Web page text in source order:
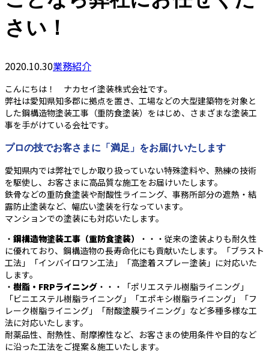
さい！
2020.10.30業務紹介
こんにちは！ ナカセイ塗装株式会社です。
弊社は愛知県知多郡に拠点を置き、工場などの大型建築物を対象と
した鋼構造物塗装工事（重防食塗装）をはじめ、さまざまな塗装工
事を手がけている会社です。
プロの技でお客さまに「満足」をお届けいたします
愛知県内では弊社でしか取り扱っていない特殊塗料や、熟練の技術
を駆使し、お客さまに高品質な施工をお届けいたします。
鉄骨などの重防食塗装や耐酸性ライニング、事務所部分の遮熱・結
露防止塗装など、幅広い塗装を行なっています。
マンションでの塗装にも対応いたします。
・ 鋼構造物塗装工事（重防食塗装）
・・・従来の塗装よりも耐久性
に優れており、鋼構造物の長寿命化にも貢献いたします。「ブラスト
工法」「インバイロワン工法」「高塗着スプレー塗装」に対応いた
します。
・ 樹脂・FRPライニング ・・・「ポリエステル樹脂ライニング」
「ビニエステル樹脂ライニング」「エポキシ樹脂ライニング」「フ
レーク樹脂ライニング」「耐酸塗膜ライニング」など多種多様な工
法に対応いたします。
耐薬品性、耐熱性、耐摩擦性など、お客さまの使用条件や目的など
に沿った工法をご提案＆施工いたします。